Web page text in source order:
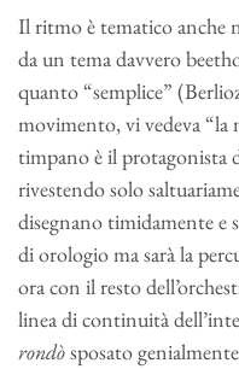
Il ritmo è tematico anche
da un tema davvero
quanto “semplice”
movimento, vi vedeva “la
timpano è il protagonista
rivestendo solo
disegnano timidamente
di orologio ma sarà la
ora con il resto
linea di continuità
rondòsposato